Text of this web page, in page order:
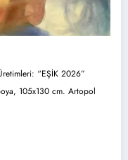
“EŞİK 2026”
105x130 cm. Artopol